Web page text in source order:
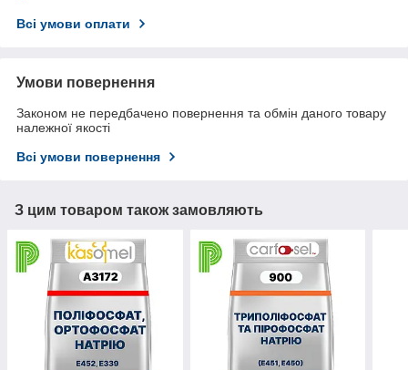
Всі умови оплати
Умови повернення
Законом не передбачено повернення та обмін даного товару
належної якості
Всі умови повернення
З цим товаром також замовляють